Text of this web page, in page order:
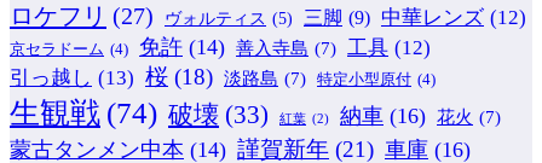
ロケフリ (27) ヴォルティス (5) 三脚 (9) 中華レンズ (12)
京セラドーム (4) 免許 (14) 善入寺島 (7) 工具 (12)
引っ越し (13) 桜 (18) 淡路島 (7) 特定小型原付 (4)
生観戦 (74) 破壊 (33) 紅葉 (2) 納車 (16) 花火 (7)
蒙古タンメン中本 (14) 謹賀新年 (21) 車庫 (16)